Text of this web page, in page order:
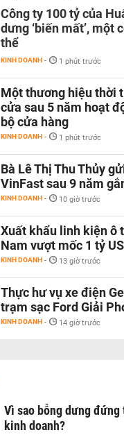
Công ty 100 tỷ của
dưng ‘biến mất’, một
thể
KINH DOANH - 1 phút trước
Một thương hiệu thời
cửa sau 5 năm hoạt
bộ cửa hàng
KINH DOANH - 1 phút trước
Bà Lê Thị Thu Thủy
VinFast sau 9 năm
KINH DOANH - 10 giờ trước
Xuất khẩu linh kiện ô
Nam vượt mốc 1 tỷ
KINH DOANH - 13 giờ trước
Thực hư vụ xe điện
trạm sạc Ford Giải
KINH DOANH - 14 giờ trước
Vì sao bỗng dưng
kinh doanh?